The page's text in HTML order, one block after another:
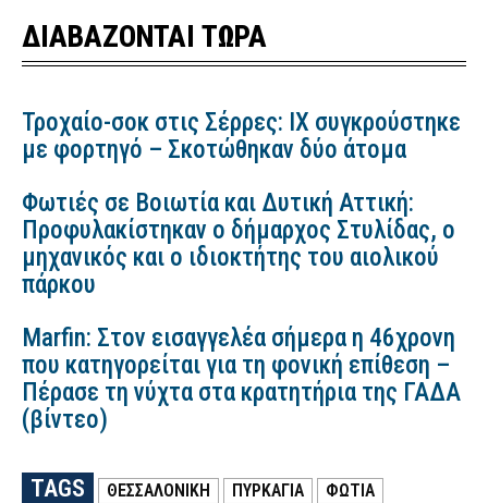
ΔΙΑΒΑΖΟΝΤΑΙ ΤΩΡΑ
Τροχαίο-σοκ στις Σέρρες: ΙΧ συγκρούστηκε
με φορτηγό – Σκοτώθηκαν δύο άτομα
Φωτιές σε Βοιωτία και Δυτική Αττική:
Προφυλακίστηκαν ο δήμαρχος Στυλίδας, ο
μηχανικός και ο ιδιοκτήτης του αιολικού
πάρκου
Marfin: Στον εισαγγελέα σήμερα η 46χρονη
που κατηγορείται για τη φονική επίθεση –
Πέρασε τη νύχτα στα κρατητήρια της ΓΑΔΑ
(βίντεο)
TAGS ΘΕΣΣΑΛΟΝΙΚΗ ΠΥΡΚΑΓΙΑ ΦΩΤΙΑ